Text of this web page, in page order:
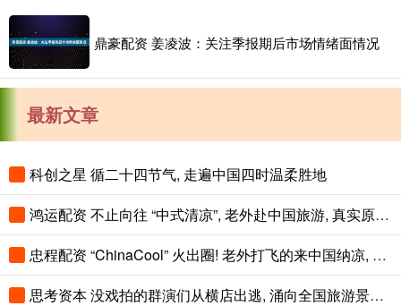
鼎豪配资 姜凌波：关注季报期后市场情绪面情况
最新文章
科创之星 循二十四节气, 走遍中国四时温柔胜地
鸿运配资 不止向往 “中式清凉”, 老外赴中国旅游, 真实原因藏在热度背后
忠程配资 “ChinaCool” 火出圈! 老外打飞的来中国纳凉, 不再只逛北上广
思考资本 没戏拍的群演们从横店出逃, 涌向全国旅游景区NPC